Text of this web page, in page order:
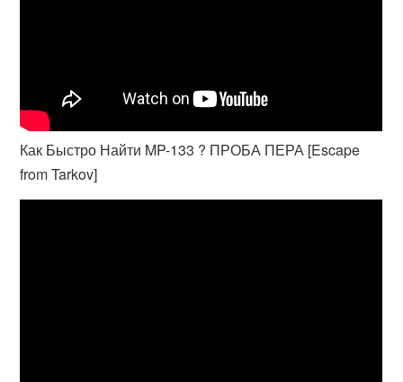
Как Быстро Найти MP-133 ? ПРОБА ПЕРА [Escape
from Tarkov]